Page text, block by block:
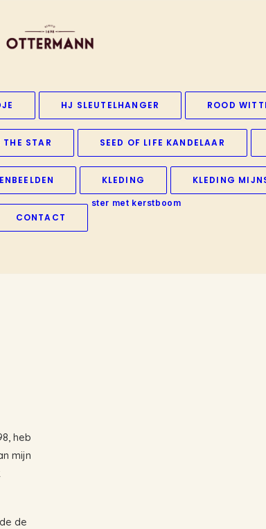
HJ SLEUTELHANGER ROOD
THE STAR SEED OF LIFE KANDELAAR
KLEDING KLEDING
CONTACT
ster met kerstboom
heb
mijn
de